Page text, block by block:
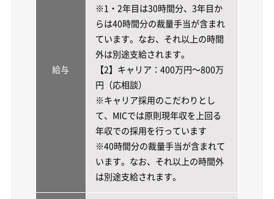
給与
※1・2年目は30時間分、3年目か
らは40時間分の裁量手当が含まれ
ています。なお、それ以上の時間
外は別途支給されます。
【2】キャリア：400万円～800万
円（応相談）
※キャリア採用のこだわりとし
て、MICでは原則現年収を上回る
年収での採用を行っています
※40時間分の裁量手当が含まれて
います。なお、それ以上の時間外
は別途支給されます。